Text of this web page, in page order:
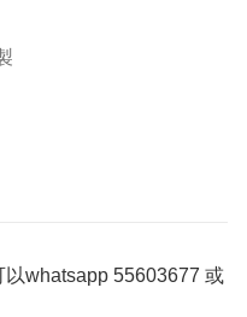
whatsapp 55603677 或